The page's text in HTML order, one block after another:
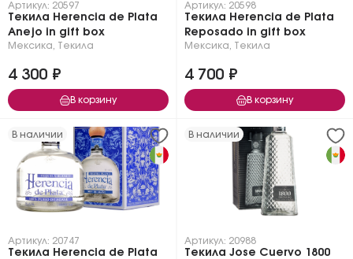
Артикул: 20597
Текила Herencia de Plata
Anejo in gift box
Мексика Текила
4 300 ₽
В корзину
Артикул: 20598
Текила Herencia de Plata
Reposado in gift box
Мексика Текила
4 700 ₽
В корзину
В наличии
Артикул: 20747
Текила Herencia de Plata
В наличии
Артикул: 20988
Текила Jose Cuervo 1800